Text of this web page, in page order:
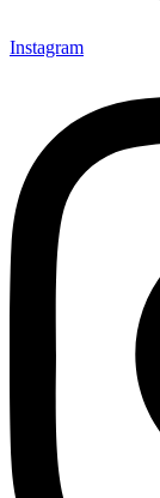
Instagram